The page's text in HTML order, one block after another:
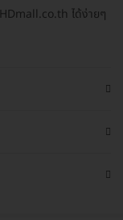
ได้ง่ายๆ